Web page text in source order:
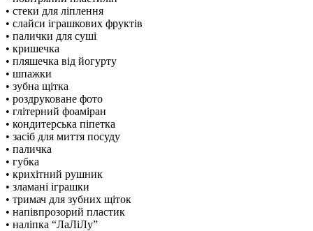
• стеки для ліплення
• слайси іграшкових фруктів
• палички для суші
• кришечка
• пляшечка від йогурту
• шпажки
• зубна щітка
• роздруковане фото
• глітерний фоаміран
• кондитерська піпетка
• засіб для миття посуду
• паличка
• губка
• крихітний рушник
• зламані іграшки
• тримач для зубних щіток
• напівпрозорий пластик
• наліпка “ЛаЛіЛу”